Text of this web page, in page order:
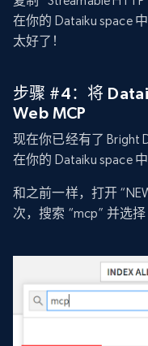
在你的 Dataiku space
太好了！
步骤 #4：将
Web MCP
现在你已经有了 Bright
在你的 Dataiku space
和之前一样，打开
次，搜索 “mcp” 并选择